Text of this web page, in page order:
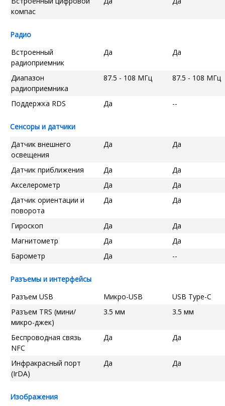
компас
Радио
Встроенный
радиоприемник
Да Да
Диапазон
радиоприемника
87.5 - 108 МГц 87.5 - 108 МГц
Поддержка RDS Да --
Сенсоры и датчики
Датчик внешнего
освещения
Да Да
Датчик приближения Да
Да
Акселерометр
Да
Да
Датчик ориентации и
поворота
Да Да
Гироскоп Да
Да
Магнитометр
Да
Да
Барометр
Да --
Разъемы и интерфейсы
Разъем USB
Микро-USB
USB Type-C
Разъем TRS (мини/
микро-джек)
3.5 мм 3.5 мм
Беспроводная связь
NFC
Да Да
Инфракрасный порт
(IrDA)
Да Да
Изображения